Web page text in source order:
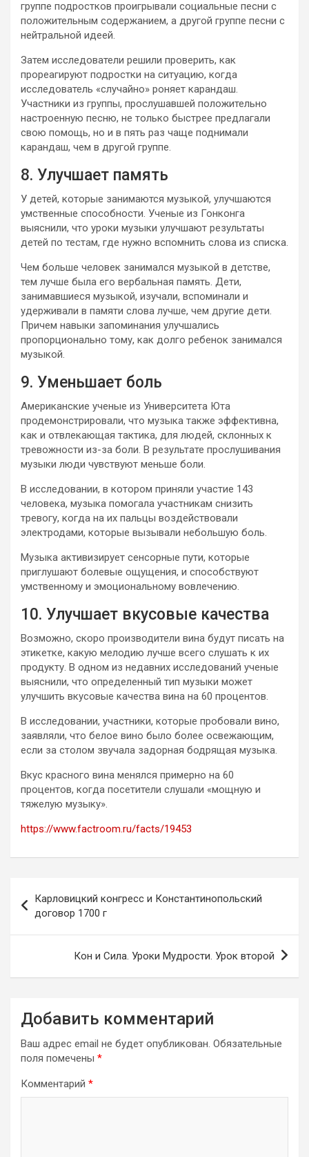
группе подростков проигрывали социальные песни с
положительным содержанием, а другой группе песни с
нейтральной идеей.
Затем исследователи решили проверить, как
прореагируют подростки на ситуацию, когда
исследователь «случайно» роняет карандаш.
Участники из группы, прослушавшей положительно
настроенную песню, не только быстрее предлагали
свою помощь, но и в пять раз чаще поднимали
карандаш, чем в другой группе.
8. Улучшает память
У детей, которые занимаются музыкой, улучшаются
умственные способности. Ученые из Гонконга
выяснили, что уроки музыки улучшают результаты
детей по тестам, где нужно вспомнить слова из списка.
Чем больше человек занимался музыкой в детстве,
тем лучше была его вербальная память. Дети,
занимавшиеся музыкой, изучали, вспоминали и
удерживали в памяти слова лучше, чем другие дети.
Причем навыки запоминания улучшались
пропорционально тому, как долго ребенок занимался
музыкой.
9. Уменьшает боль
Американские ученые из Университета Юта
продемонстрировали, что музыка также эффективна,
как и отвлекающая тактика, для людей, склонных к
тревожности из-за боли. В результате прослушивания
музыки люди чувствуют меньше боли.
В исследовании, в котором приняли участие 143
человека, музыка помогала участникам снизить
тревогу, когда на их пальцы воздействовали
электродами, которые вызывали небольшую боль.
Музыка активизирует сенсорные пути, которые
приглушают болевые ощущения, и способствуют
умственному и эмоциональному вовлечению.
10. Улучшает вкусовые качества
Возможно, скоро производители вина будут писать на
этикетке, какую мелодию лучше всего слушать к их
продукту. В одном из недавних исследований ученые
выяснили, что определенный тип музыки может
улучшить вкусовые качества вина на 60 процентов.
В исследовании, участники, которые пробовали вино,
заявляли, что белое вино было более освежающим,
если за столом звучала задорная бодрящая музыка.
Вкус красного вина менялся примерно на 60
процентов, когда посетители слушали «мощную и
тяжелую музыку».
https://www.factroom.ru/facts/19453
по
записям
Карловицкий конгресс и Константинопольский
договор 1700 г
Кон и Сила. Уроки Мудрости. Урок второй
Добавить комментарий
Ваш адрес email не будет опубликован. Обязательные
поля помечены *
Комментарий *